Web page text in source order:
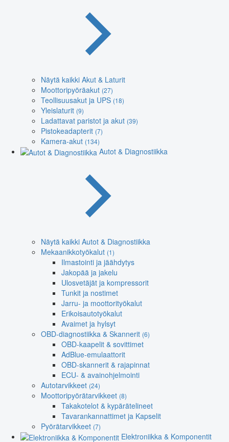
Näytä kaikki Akut & Laturit
Moottoripyöräakut (27)
Teollisuusakut ja UPS (18)
Yleislaturit (9)
Ladattavat paristot ja akut (39)
Pistokeadapterit (7)
Kamera-akut (134)
Autot & Diagnostiikka
Näytä kaikki Autot & Diagnostiikka
Mekaanikkotyökalut (1)
Ilmastointi ja jäähdytys
Jakopää ja jakelu
Ulosvetäjät ja kompressorit
Tunkit ja nostimet
Jarru- ja moottorityökalut
Erikoisautotyökalut
Avaimet ja hylsyt
OBD-diagnostiikka & Skannerit (6)
OBD-kaapelit & sovittimet
AdBlue-emulaattorit
OBD-skannerit & rajapinnat
ECU- & avainohjelmointi
Autotarvikkeet (24)
Moottoripyörätarvikkeet (8)
Takakotelot & kypärätelineet
Tavarankannattimet ja Kapselit
Pyörätarvikkeet (7)
Elektroniikka & Komponentit